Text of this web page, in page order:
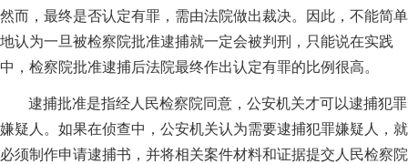
然而，最终是否认定有罪，需由法院做出裁决。因此，不能简单
地认为一旦被检察院批准逮捕就一定会被判刑，只能说在实践
中，检察院批准逮捕后法院最终作出认定有罪的比例很高。
逮捕批准是指经人民检察院同意，公安机关才可以逮捕犯罪
嫌疑人。如果在侦查中，公安机关认为需要逮捕犯罪嫌疑人，就
必须制作申请逮捕书，并将相关案件材料和证据提交人民检察院